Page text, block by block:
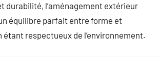
durabilité, l’aménagement extérieur
équilibre parfait entre forme et
respectueux de l’environnement.